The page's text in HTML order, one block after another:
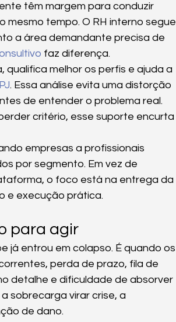
têm margem para conduzir
mesmo tempo. O RH interno segue
a área demandante precisa de
faz diferença.
qualifica melhor os perfis e ajuda a
. Essa análise evita uma distorção
de entender o problema real.
critério, esse suporte encurta
empresas a profissionais
por segmento. Em vez de
o foco está na entrega da
e execução prática.
para agir
já entrou em colapso. É quando os
perda de prazo, fila de
detalhe e dificuldade de absorver
sobrecarga virar crise, a
de dano.